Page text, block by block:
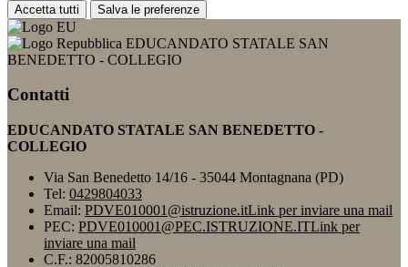
Accetta tutti Salva le preferenze
EDUCANDATO STATALE SAN
BENEDETTO - COLLEGIO
Contatti
EDUCANDATO STATALE SAN BENEDETTO -
COLLEGIO
Via San Benedetto 14/16 - 35044 Montagnana (PD)
Tel: 0429804033
Email: PDVE010001@istruzione.itLink per inviare una mail
PEC: PDVE010001@PEC.ISTRUZIONE.ITLink per
inviare una mail
C.F.: 82005810286